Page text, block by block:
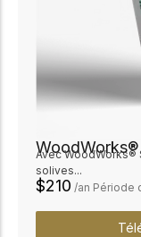
WoodWorks®
Avec WoodWorks®
solives...
$210 /an Période